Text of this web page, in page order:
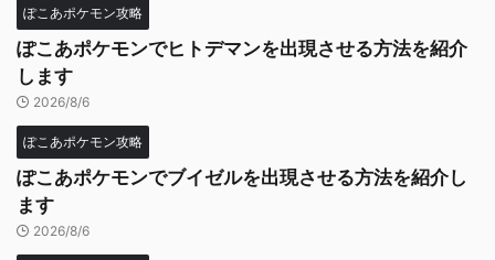
ぽこあポケモン攻略
ぽこあポケモンでヒトデマンを出現させる方法を紹介
します
2026/8/6
ぽこあポケモン攻略
ぽこあポケモンでブイゼルを出現させる方法を紹介し
ます
2026/8/6